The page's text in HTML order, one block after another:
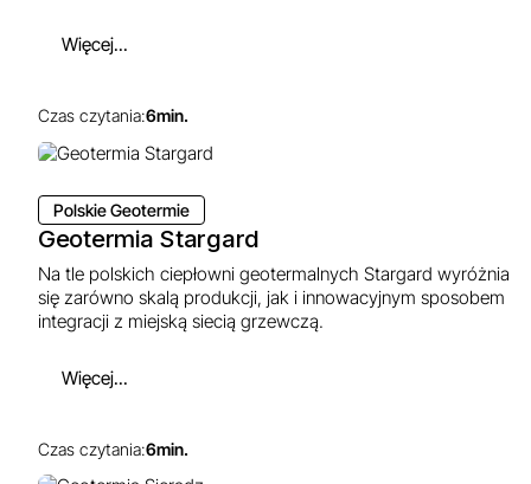
Więcej...
Czas czytania:6min.
Polskie Geotermie
Geotermia Stargard
Na tle polskich ciepłowni geotermalnych Stargard wyróżnia
się zarówno skalą produkcji, jak i innowacyjnym sposobem
integracji z miejską siecią grzewczą.
Więcej...
Czas czytania:6min.